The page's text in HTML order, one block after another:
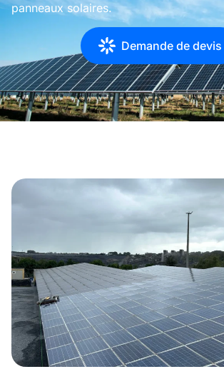
panneaux solaires.
Demande de devis